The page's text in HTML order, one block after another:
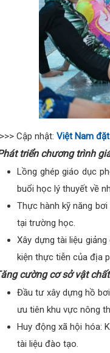
Cập nhật: Việt Nam
triển chương trình
Lồng ghép giáo dục
buổi học lý thuyết về
Thực hành kỹ năng
tại trường học.
Xây dựng tài liệu
kiện thực tiễn của địa
cường cơ sở vật
Đầu tư xây dựng hồ
ưu tiên khu vực nông
Huy động xã hội hóa:
tài liệu đào tạo.